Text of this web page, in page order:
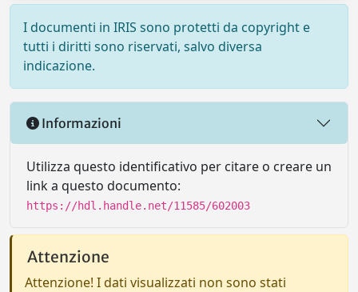
I documenti in IRIS sono protetti da copyright e
tutti i diritti sono riservati, salvo diversa
indicazione.
Informazioni
Utilizza questo identificativo per citare o creare un
link a questo documento:
https://hdl.handle.net/11585/602003
Attenzione
Attenzione! I dati visualizzati non sono stati